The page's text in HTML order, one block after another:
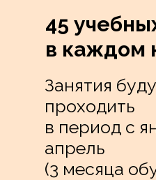
45
в каждом
Занятия
проходить
в период с
апрель
(3 месяца